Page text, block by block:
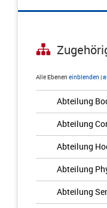
Alle Ebenen einblenden |
Abteilung
Abteilung
Abteilung
Abteilung
Abteilung